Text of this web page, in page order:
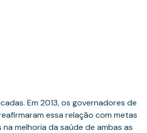
Em 2013, os governadores de
essa relação com metas
melhoria da saúde de ambas as